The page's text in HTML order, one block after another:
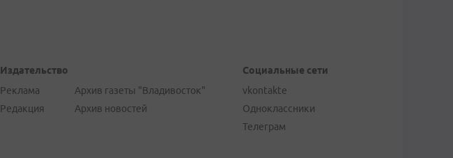
Издательство
Реклама
Редакция
Архив газеты "Владивосток"
Архив новостей
Социальные сети
vkontakte
Одноклассники
Телеграм